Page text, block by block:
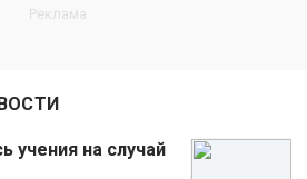
учения на случай